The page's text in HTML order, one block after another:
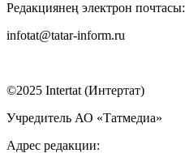
Редакциянең электрон почтасы:
infotat@tatar-inform.ru
©2025 Intertat (Интертат)
Учредитель АО «Татмедиа»
Адрес редакции: